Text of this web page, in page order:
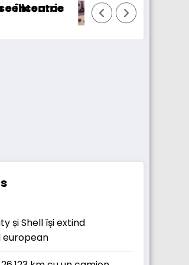
introduce o nouă Daimler
și Shell își extind